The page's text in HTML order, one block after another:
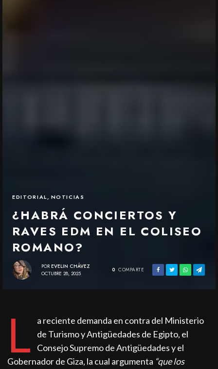
EDITORIAL, NOTICIAS
¿HABRÁ CONCIERTOS Y
RAVES EDM EN EL COLISEO
ROMANO?
POR EVELIN CHÁVEZ
OCTUBRE 28, 2025
0 COMPARTE
L
a reciente demanda en contra del Ministerio
de Turismo y Antigüedades de Egipto, el
Consejo Supremo de Antigüedades y el
Gobernador de Giza, la cual argumenta “que los